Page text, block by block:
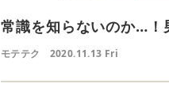
常識を知らないのか…！
モテテク 2020.11.13 Fri